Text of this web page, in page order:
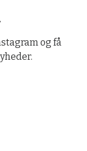
og få